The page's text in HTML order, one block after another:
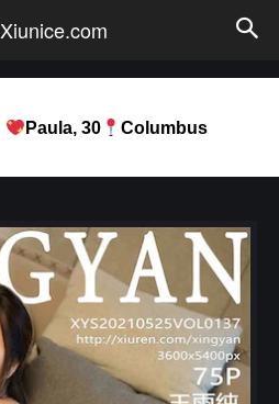
Xiunice.com
Paula, 30 Columbus